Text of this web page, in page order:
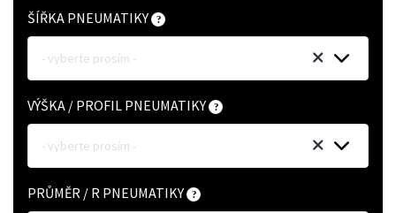
ŠÍŘKA PNEUMATIKY
- vyberte prosím -
VÝŠKA / PROFIL PNEUMATIKY
- vyberte prosím -
PRŮMĚR / R PNEUMATIKY